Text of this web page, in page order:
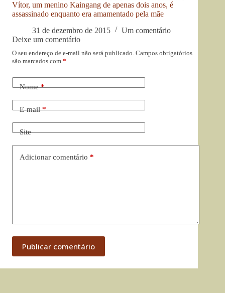
Vítor, um menino Kaingang de apenas dois anos, é
assassinado enquanto era amamentado pela mãe
31 de dezembro de 2015
Um comentário
Deixe um comentário
O seu endereço de e-mail não será publicado. Campos obrigatórios
são marcados com *
Nome*
E-mail*
Site
Adicionar comentário *
Publicar comentário